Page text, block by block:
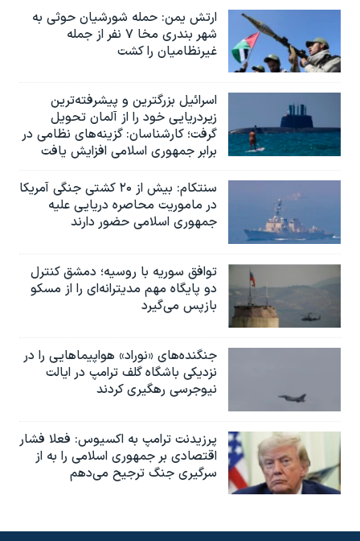
ارتش یمن: حمله شورشیان حوثی به
شهر بندری مخا ۷ نفر از جمله
غیرنظامیان را کشت
اسرائيل بزرگترین و پیشرفته‌ترین
زیردریایی خود را از آلمان تحویل
گرفت؛ کارشناسان: گزینه‌های نظامی در
برابر جمهوری اسلامی افزایش یافت
سنتکام: بیش از ۲۰ کشتی جنگی آمریکا
در ماموریت محاصره دریایی علیه
جمهوری اسلامی حضور دارند
توافق سوریه با روسیه؛ دمشق کنترل
دو پایگاه مهم مدیترانه‌ای را از مسکو
بازپس می‌گیرد
جنگنده‌های «نوراد» هواپیماهایی را در
نزدیکی باشگاه گلف ترامپ در ایالت
نیوجرسی رهگیری کردند
پرزیدنت ترامپ به اکسیوس: فعلا فشار
اقتصادی بر جمهوری اسلامی را به از
سرگیری جنگ ترجیح می‌دهم